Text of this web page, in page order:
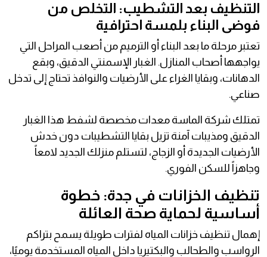
التنظيف بعد التشطيب: التخلص من
فوضى البناء بلمسة احترافية
تعتبر مرحلة ما بعد البناء أو الترميم من أصعب المراحل التي
يواجهها أصحاب المنازل. الغبار الإسمنتي الدقيق، وبقع
الدهانات، وبقايا الغراء على الأرضيات والنوافذ تحتاج إلى تدخل
صناعي.
تمتلك شركة الماسة معدات مخصصة لشفط هذا الغبار
الدقيق ومذيبات آمنة تزيل بقايا التشطيبات دون خدش
الأرضيات الجديدة أو الزجاج، لتستلم منزلك الجديد لامعاً
وجاهزاً للسكن الفوري.
تنظيف الخزانات في جدة: خطوة
أساسية لحماية صحة العائلة
إهمال تنظيف خزانات المياه لفترات طويلة يسمح بتراكم
الرواسب والطحالب والبكتيريا داخل المياه المستخدمة يوميًا،